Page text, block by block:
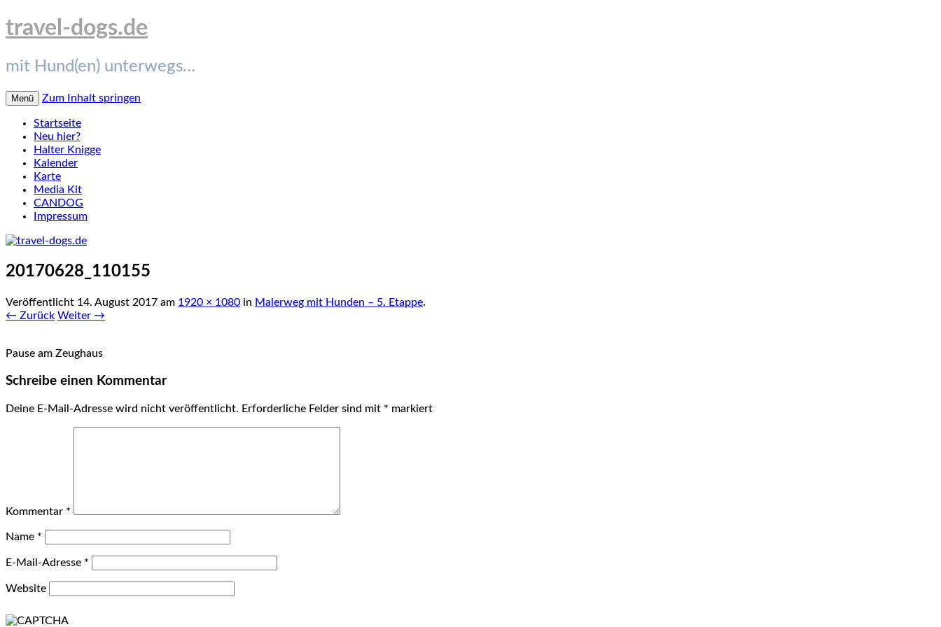
travel-dogs.de
mit Hund(en) unterwegs…
Menü Zum Inhalt springen
Startseite
Neu hier?
Halter Knigge
Kalender
Karte
Media Kit
CANDOG
Impressum
20170628_110155
Veröffentlicht 14. August 2017 am 1920 × 1080 in Malerweg mit Hunden – 5. Etappe.
← Zurück Weiter →
Pause am Zeughaus
Schreibe einen Kommentar
Deine E-Mail-Adresse wird nicht veröffentlicht. Erforderliche Felder sind mit * markiert
Kommentar *
Name *
E-Mail-Adresse *
Website